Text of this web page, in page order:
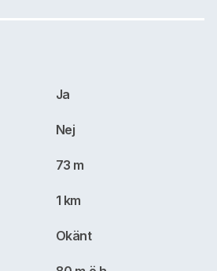
Ja
Nej
73 m
1 km
Okänt